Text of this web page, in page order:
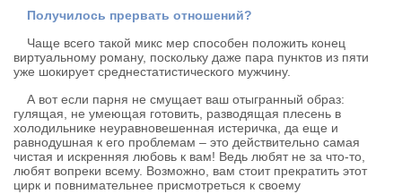
Получилось прервать отношений?
Чаще всего такой микс мер способен положить конец
виртуальному роману, поскольку даже пара пунктов из пяти
уже шокирует среднестатистического мужчину.
А вот если парня не смущает ваш отыгранный образ:
гулящая, не умеющая готовить, разводящая плесень в
холодильнике неуравновешенная истеричка, да еще и
равнодушная к его проблемам – это действительно самая
чистая и искренняя любовь к вам! Ведь любят не за что-то,
любят вопреки всему. Возможно, вам стоит прекратить этот
цирк и повнимательнее присмотреться к своему